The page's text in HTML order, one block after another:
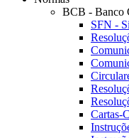
BCB - Banco
SFN -
Cartas-